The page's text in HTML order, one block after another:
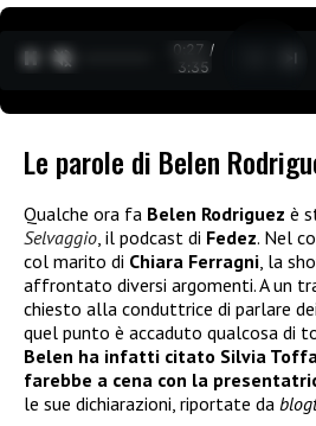
0:27 /
3:35
Le parole di Belen
Qualche ora fa Belen Rodriguez è
Selvaggio, il podcast di Fedez. Nel
col marito di Chiara Ferragni, la
affrontato diversi argomenti. A un
chiesto alla conduttrice di parlare
quel punto è accaduto qualcosa di
Belen ha infatti citato Silvia
farebbe a cena con la
le sue dichiarazioni, riportate da